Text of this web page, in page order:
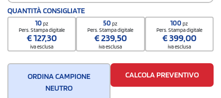
Codice doganale
65050090
QUANTITÀ CONSIGLIATE
10pz
Pers. Stampa digitale
€127,30
iva esclusa
50pz
Pers. Stampa digitale
€239,50
iva esclusa
100pz
Pers. Stampa digitale
€399,00
iva esclusa
ORDINA CAMPIONE
NEUTRO
CALCOLA PREVENTIVO